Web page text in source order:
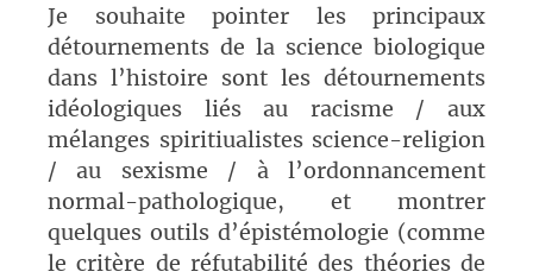
Je souhaite pointer les principaux
détournements de la science biologique
dans l’histoire sont les détournements
idéologiques liés au racisme / aux
mélanges spiritiualistes science-religion
/ au sexisme / à l’ordonnancement
normal-pathologique, et montrer
quelques outils d’épistémologie (comme
le critère de réfutabilité des théories de